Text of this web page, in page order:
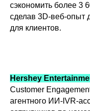
сэкономить более 3
сделав 3D-веб-
для клиентов.
Hershey
Customer
агентного ИИ-IVR-